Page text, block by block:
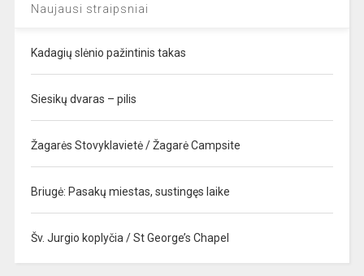
Naujausi straipsniai
Kadagių slėnio pažintinis takas
Siesikų dvaras – pilis
Žagarės Stovyklavietė / Žagarė Campsite
Briugė: Pasakų miestas, sustingęs laike
Šv. Jurgio koplyčia / St George’s Chapel